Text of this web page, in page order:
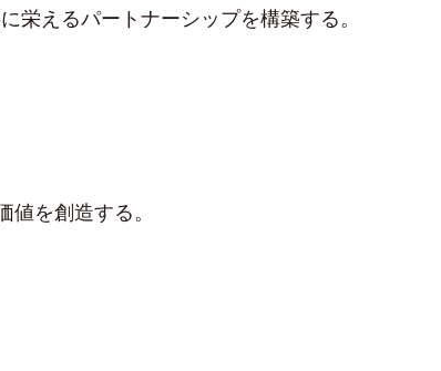
栄えるパートナーシップを構築する。
を創造する。